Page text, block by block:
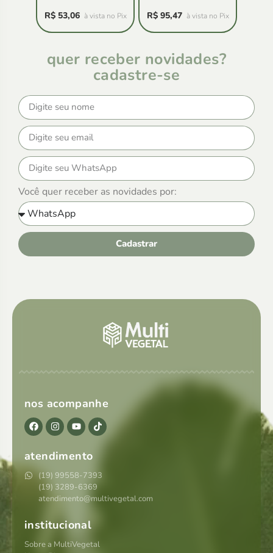
R$53,06 à vista no Pix R$95,47 à vista no Pix
quer receber novidades?
cadastre-se
Você quer receber as novidades por:
Cadastrar
nos acompanhe
atendimento
(19) 99558-7393
(19) 3289-6369
atendimento@multivegetal.com
institucional
Sobre a MultiVegetal